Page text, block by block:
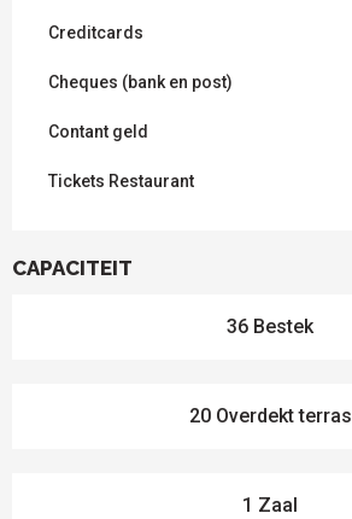
Creditcards
Cheques (bank en post)
Contant geld
Tickets Restaurant
CAPACITEIT
36 Bestek
20 Overdekt terras
1 Zaal